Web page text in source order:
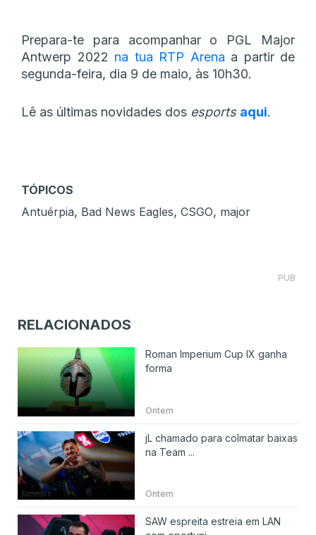
Prepara-te para acompanhar o PGL Major
Antwerp 2022 na tua RTP Arena a partir de
segunda-feira, dia 9 de maio, às 10h30.
Lê as últimas novidades dos esports aqui.
TÓPICOS
Antuérpia, Bad News Eagles, CSGO, major
PUB
RELACIONADOS
Roman Imperium Cup IX ganha
forma
Ontem
jL chamado para colmatar baixas
na Team ...
Ontem
SAW espreita estreia em LAN